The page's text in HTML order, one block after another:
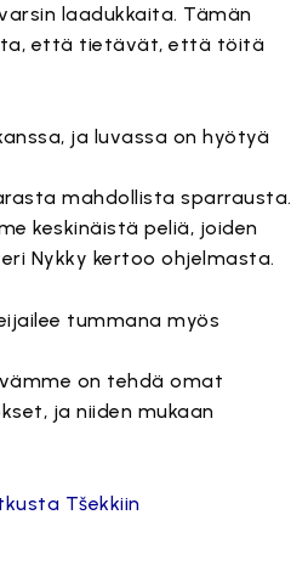
laadukkaita. Tämän
että tietävät, että töitä
ja luvassa on hyötyä
mahdollista sparrausta.
keskinäistä peliä, joiden
Nykky kertoo ohjelmasta.
tummana myös
on tehdä omat
ja niiden mukaan
Tšekkiin